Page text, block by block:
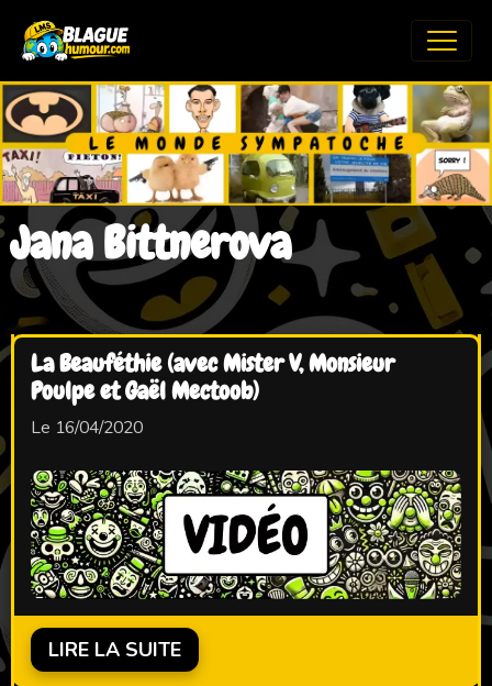
Jana Bittnerova
La Beauféthie (avec Mister V, Monsieur
Poulpe et Gaël Mectoob)
Le 16/04/2020
LIRE LA SUITE